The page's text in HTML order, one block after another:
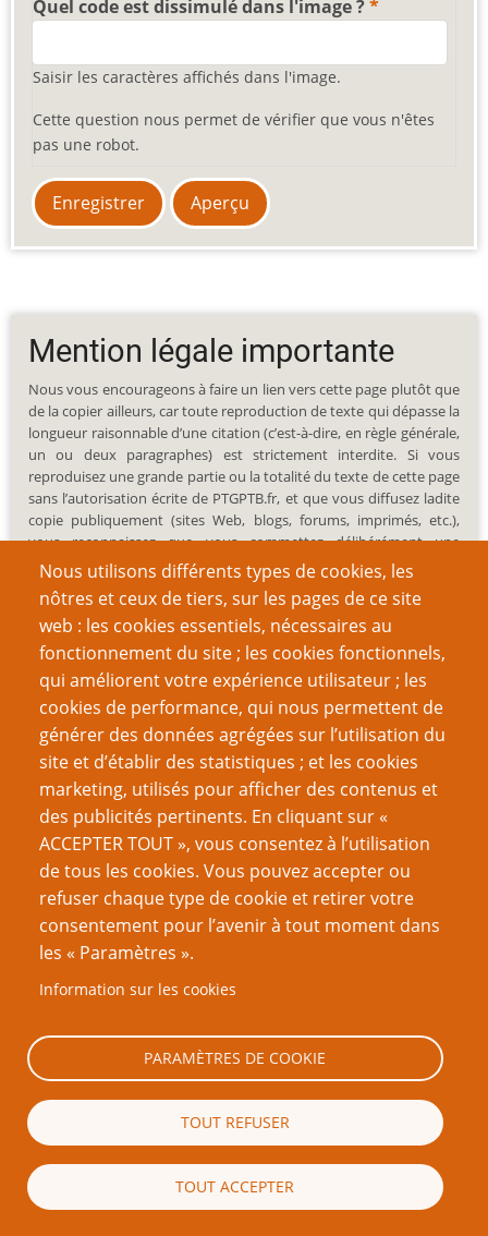
Quel code est dissimulé dans l'image ?
Saisir les caractères affichés dans l'image.
Cette question nous permet de vérifier que vous n'êtes
pas une robot.
Nous utilisons différents types de cookies, les
nôtres et ceux de tiers, sur les pages de ce site
web : les cookies essentiels, nécessaires au
fonctionnement du site ; les cookies fonctionnels,
qui améliorent votre expérience utilisateur ; les
cookies de performance, qui nous permettent de
générer des données agrégées sur l’utilisation du
site et d’établir des statistiques ; et les cookies
marketing, utilisés pour afficher des contenus et
des publicités pertinents. En cliquant sur «
ACCEPTER TOUT », vous consentez à l’utilisation
de tous les cookies. Vous pouvez accepter ou
refuser chaque type de cookie et retirer votre
consentement pour l’avenir à tout moment dans
les « Paramètres ».
Information sur les cookies
PARAMÈTRES DE COOKIE
TOUT REFUSER
TOUT ACCEPTER
Mention légale importante
Nous vous encourageons à faire un lien vers cette page plutôt que
de la copier ailleurs, car toute reproduction de texte qui dépasse la
longueur raisonnable d’une citation (c’est-à-dire, en règle générale,
un ou deux paragraphes) est strictement interdite. Si vous
reproduisez une grande partie ou la totalité du texte de cette page
sans l’autorisation écrite de PTGPTB.fr, et que vous diffusez ladite
copie publiquement (sites Web, blogs, forums, imprimés, etc.),
vous reconnaissez que vous commettez délibérément une
violation des lois sur le droit d’auteur, c’est-à-dire un acte illégal
Recherche
à propos de l'auteur
August Hahn
Nom d'utilisateur
Mot de passe
Créer un nouveau compte